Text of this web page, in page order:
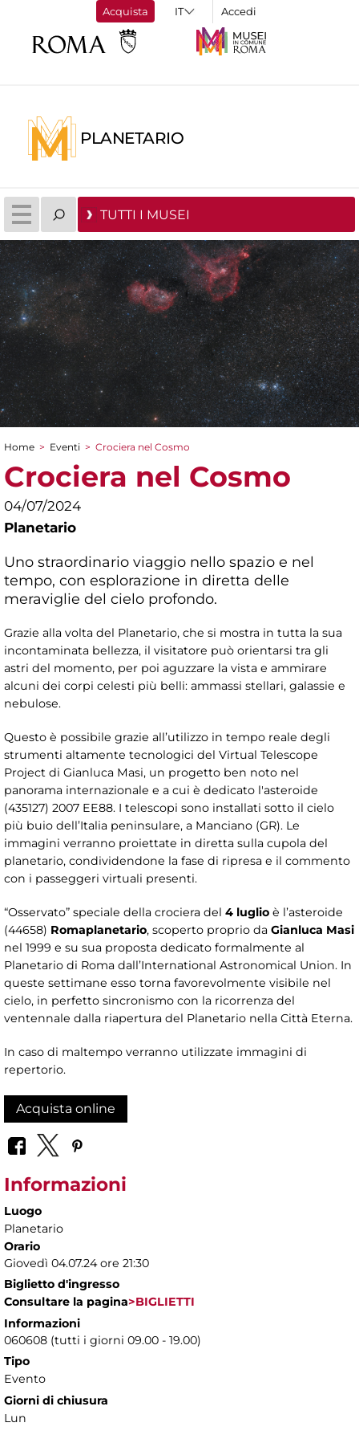
Acquista Accedi
PLANETARIO
TUTTI I MUSEI
Tu sei qui
Home > Eventi > Crociera nel Cosmo
Crociera nel Cosmo
04/07/2024
Planetario
Uno straordinario viaggio nello spazio e nel
tempo, con esplorazione in diretta delle
meraviglie del cielo profondo.
Grazie alla volta del Planetario, che si mostra in tutta la sua
incontaminata bellezza, il visitatore può orientarsi tra gli
astri del momento, per poi aguzzare la vista e ammirare
alcuni dei corpi celesti più belli: ammassi stellari, galassie e
nebulose.
Questo è possibile grazie all’utilizzo in tempo reale degli
strumenti altamente tecnologici del Virtual Telescope
Project di Gianluca Masi, un progetto ben noto nel
panorama internazionale e a cui è dedicato l'asteroide
(435127) 2007 EE88. I telescopi sono installati sotto il cielo
più buio dell’Italia peninsulare, a Manciano (GR). Le
immagini verranno proiettate in diretta sulla cupola del
planetario, condividendone la fase di ripresa e il commento
con i passeggeri virtuali presenti.
“Osservato” speciale della crociera del 4 luglio è l’asteroide
(44658) Romaplanetario, scoperto proprio da Gianluca Masi
nel 1999 e su sua proposta dedicato formalmente al
Planetario di Roma dall’International Astronomical Union. In
queste settimane esso torna favorevolmente visibile nel
cielo, in perfetto sincronismo con la ricorrenza del
ventennale dalla riapertura del Planetario nella Città Eterna.
In caso di maltempo verranno utilizzate immagini di
repertorio.
Acquista online
Informazioni
Luogo
Planetario
Orario
Giovedì 04.07.24 ore 21:30
Biglietto d'ingresso
Consultare la pagina>BIGLIETTI
Informazioni
060608 (tutti i giorni 09.00 - 19.00)
Tipo
Evento
Giorni di chiusura
Lun